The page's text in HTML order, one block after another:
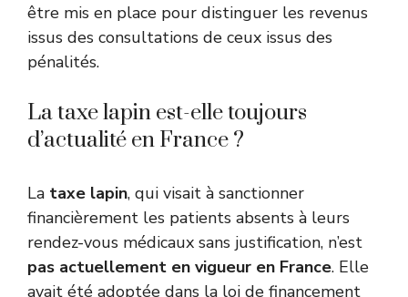
être mis en place pour distinguer les revenus
issus des consultations de ceux issus des
pénalités.
La taxe lapin est-elle toujours
d’actualité en France ?
La taxe lapin, qui visait à sanctionner
financièrement les patients absents à leurs
rendez-vous médicaux sans justification, n’est
pas actuellement en vigueur en France. Elle
avait été adoptée dans la loi de financement